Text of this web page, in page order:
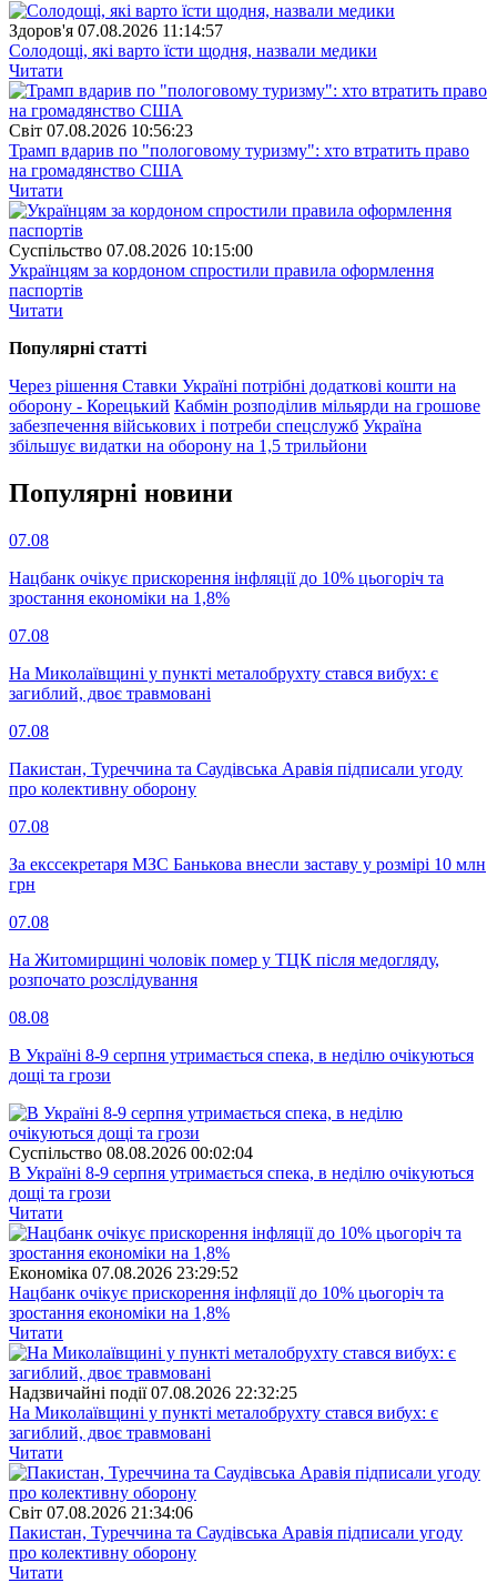
Здоров'я 07.08.2026 11:14:57
Солодощі, які варто їсти щодня, назвали медики
Читати
Свiт 07.08.2026 10:56:23
Трамп вдарив по "пологовому туризму": хто втратить право
на громадянство США
Читати
Суспiльство 07.08.2026 10:15:00
Українцям за кордоном спростили правила оформлення
паспортів
Читати
Популярнi статтi
Через рішення Ставки Україні потрібні додаткові кошти на
оборону - Корецький Кабмін розподілив мільярди на грошове
забезпечення військових і потреби спецслужб Україна
збільшує видатки на оборону на 1,5 трильйони
Популярнi новини
07.08
Нацбанк очікує прискорення інфляції до 10% цьогоріч та
зростання економіки на 1,8%
07.08
На Миколаївщині у пункті металобрухту стався вибух: є
загиблий, двоє травмовані
07.08
Пакистан, Туреччина та Саудівська Аравія підписали угоду
про колективну оборону
07.08
За екссекретаря МЗС Банькова внесли заставу у розмірі 10 млн
грн
07.08
На Житомирщині чоловік помер у ТЦК після медогляду,
розпочато розслідування
08.08
В Україні 8-9 серпня утримається спека, в неділю очікуються
дощі та грози
Суспiльство 08.08.2026 00:02:04
В Україні 8-9 серпня утримається спека, в неділю очікуються
дощі та грози
Читати
Економіка 07.08.2026 23:29:52
Нацбанк очікує прискорення інфляції до 10% цьогоріч та
зростання економіки на 1,8%
Читати
Надзвичайні події 07.08.2026 22:32:25
На Миколаївщині у пункті металобрухту стався вибух: є
загиблий, двоє травмовані
Читати
Свiт 07.08.2026 21:34:06
Пакистан, Туреччина та Саудівська Аравія підписали угоду
про колективну оборону
Читати